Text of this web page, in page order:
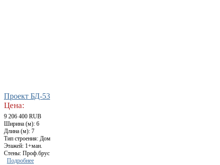
Проект БД-53
Цена:
9 206 400 RUB
Ширина (м): 6
Длина (м): 7
Тип строения: Дом
Этажей: 1+ман.
Стены: Проф.брус
Подробнее